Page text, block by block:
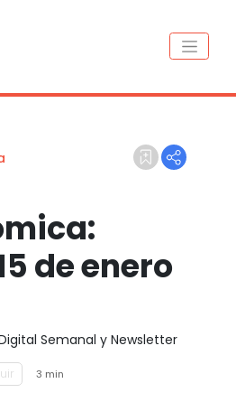
de enero
Semanal y Newsletter
3 min